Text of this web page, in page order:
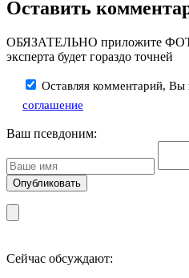
Оставить
ОБЯЗАТЕЛЬНО приложите
эксперта будет гораздо точней
Оставляя комментарий, Вы
соглашение
Ваш псевдоним:
Сейчас обсуждают: